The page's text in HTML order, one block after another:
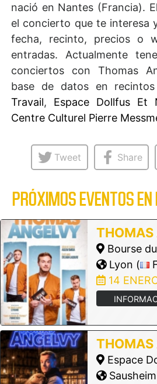
nació en Nantes (Francia).
el concierto que te interesa
fecha, recinto, precios o
entradas. Actualmente
conciertos con Thomas
base de datos en
Travail, Espace Dollfus Et
Centre Culturel Pierre
Tweet Share
PRÓXIMOS EVENTOS
THOMAS
Bourse
Lyon (
14
THOMAS
Espace